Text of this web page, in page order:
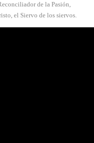
de la Pasión,
el Siervo de los siervos.